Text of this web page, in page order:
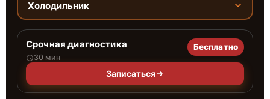
Холодильник
Срочная диагностика
30 мин
Бесплатно
Записаться